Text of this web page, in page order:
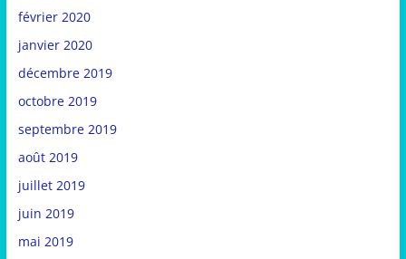
février 2020
janvier 2020
décembre 2019
octobre 2019
septembre 2019
août 2019
juillet 2019
juin 2019
mai 2019